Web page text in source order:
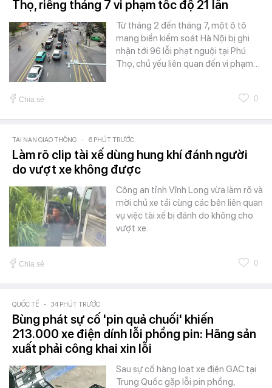
Thọ, riêng tháng 7 vi phạm tốc độ 21 lần
Từ tháng 2 đến tháng 7, một ô tô
mang biển kiểm soát Hà Nội bị ghi
nhận tới 96 lỗi phạt nguội tại Phú
Thọ, chủ yếu liên quan đến vi phạm…
Chia sẻ 0
TAI NẠN GIAO THÔNG - 6 PHÚT TRƯỚC
Làm rõ clip tài xế dùng hung khí đánh người
do vượt xe không được
Công an tỉnh Vĩnh Long vừa làm rõ và
mời chủ xe tải cùng các bên liên quan
vụ việc tài xế bị đánh do không cho
vượt xe.
Chia sẻ 0
QUỐC TẾ - 34 PHÚT TRƯỚC
Bùng phát sự cố 'pin quả chuối' khiến
213.000 xe điện dính lỗi phồng pin: Hãng sản
xuất phải công khai xin lỗi
Sau sự cố hàng loạt xe điện GAC tại
Trung Quốc gặp lỗi pin phồng,